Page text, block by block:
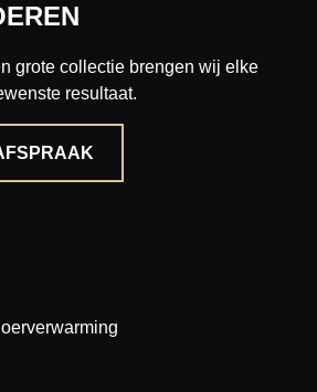
grote collectie brengen wij elke
resultaat.